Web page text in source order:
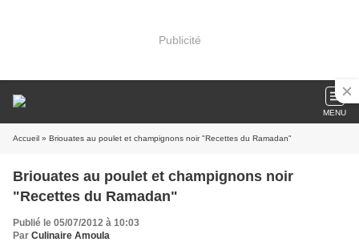
Publicité
MENU
Accueil » Briouates au poulet et champignons noir "Recettes du Ramadan"
Briouates au poulet et champignons noir
"Recettes du Ramadan"
Publié le 05/07/2012 à 10:03
Par Culinaire Amoula